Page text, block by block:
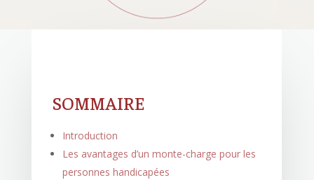
SOMMAIRE
Introduction
Les avantages d’un monte-charge pour les
personnes handicapées